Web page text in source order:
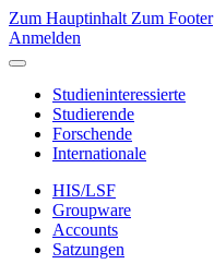
Zum Hauptinhalt Zum Footer
Anmelden
Studieninteressierte
Studierende
Forschende
Internationale
HIS/LSF
Groupware
Accounts
Satzungen